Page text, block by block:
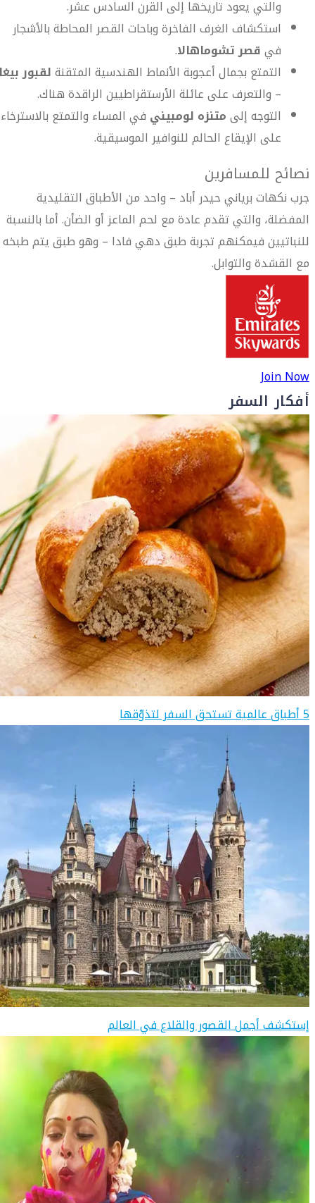
والتي يعود تاريخها إلى القرن السادس عشر.
استكشاف الغرف الفاخرة وباحات القصر المحاطة بالأشجار
فيقصر تشوماهالا.
التمتع بجمال أعجوبة الأنماط الهندسية المتقنةلقبور
– والتعرف على عائلة الأرستقراطيين الراقدة هناك.
التوجه إلىمتنزه لومبيني في المساء والتمتع بالاسترخاء
على الإيقاع الحالم للنوافير الموسيقية.
نصائح للمسافرين
جرب نكهات برياني حيدر أباد – واحد من الأطباق التقليدية
المفضلة، والتي تقدم عادة مع لحم الماعز أو الضأن. أما بالنسبة
للنباتيين فيمكنهم تجربة طبق دهي فادا – وهو طبق يتم طبخه
مع القشدة والتوابل.
Join Now
أفكار السفر
5 أطباق عالمية تستحق السفر لتذوّقها
إستكشف أجمل القصور والقلاع في العالم